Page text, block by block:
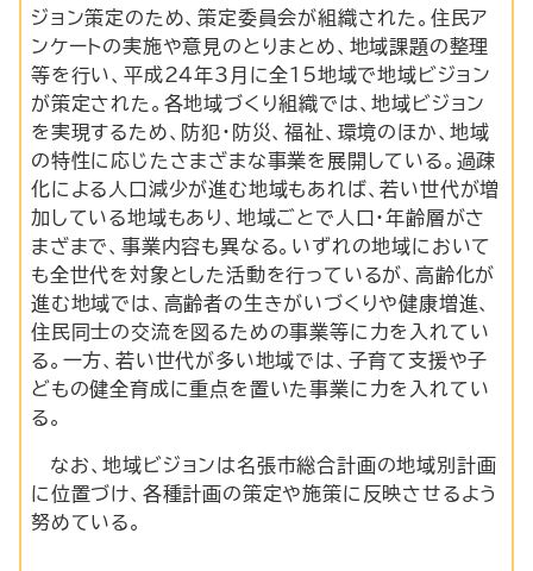
ジョン策定のため、策定委員会が組織された。住民ア
ンケートの実施や意見のとりまとめ、地域課題の整理
等を行い、平成24年3月に全15地域で地域ビジョン
が策定された。各地域づくり組織では、地域ビジョン
を実現するため、防犯・防災、福祉、環境のほか、地域
の特性に応じたさまざまな事業を展開している。過疎
化による人口減少が進む地域もあれば、若い世代が増
加している地域もあり、地域ごとで人口・年齢層がさ
まざまで、事業内容も異なる。いずれの地域において
も全世代を対象とした活動を行っているが、高齢化が
進む地域では、高齢者の生きがいづくりや健康増進、
住民同士の交流を図るための事業等に力を入れてい
る。一方、若い世代が多い地域では、子育て支援や子
どもの健全育成に重点を置いた事業に力を入れてい
る。
なお、地域ビジョンは名張市総合計画の地域別計画
に位置づけ、各種計画の策定や施策に反映させるよう
努めている。